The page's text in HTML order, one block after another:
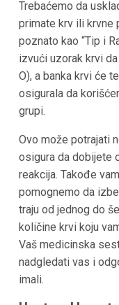
Trebaćemo da
primate krv ili krvne
poznato kao “Tip i
izvući uzorak krvi
O), a banka krvi će
osigurala da
grupi.
Ovo može potrajati
osigura da dobijete
reakcija. Takođe
pomognemo da
traju od jednog do
količine krvi koju
Vaš medicinska
nadgledati vas i
imali.